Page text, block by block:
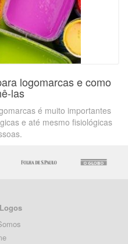
logomarcas e como
las
é muito importantes
e até mesmo fisiológicas